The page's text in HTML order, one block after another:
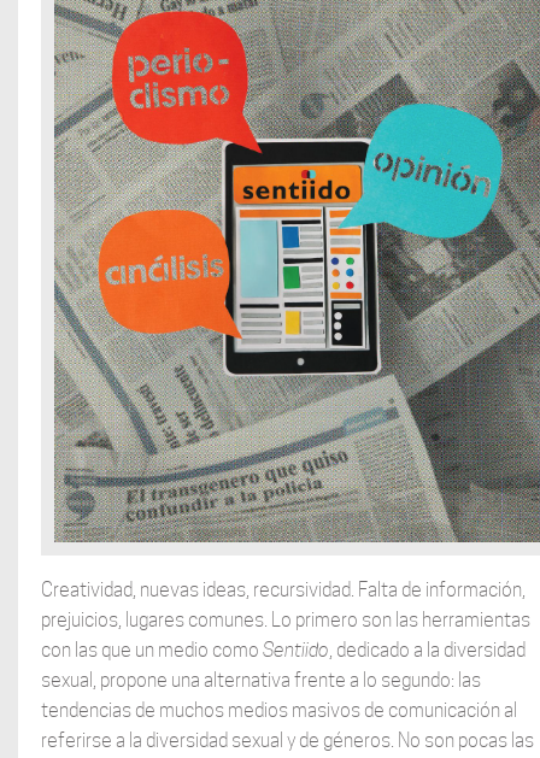
Creatividad, nuevas ideas, recursividad. Falta de información,
prejuicios, lugares comunes. Lo primero son las herramientas
con las que un medio como Sentiido, dedicado a la diversidad
sexual, propone una alternativa frente a lo segundo: las
tendencias de muchos medios masivos de comunicación al
referirse a la diversidad sexual y de géneros. No son pocas las